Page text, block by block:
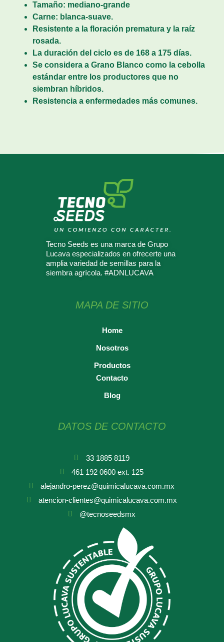
Tamaño: mediano-grande
Carne: blanca-suave.
Resistente a la floración prematura y la raíz
rosada.
La duración del ciclo es de 168 a 175 días.
Se considera a Grano Blanco como la cebolla
estándar entre los productores que no
siembran híbridos.
Resistencia a enfermedades más comunes.
Tecno Seeds es una marca de Grupo
Lucava especializados en ofrecerte una
amplia variedad de semillas para la
siembra agrícola. #ADNLUCAVA
MAPA DE SITIO
Home
Nosotros
Productos
Contacto
Blog
DATOS DE CONTACTO
33 1885 8119
461 192 0600 ext. 125
alejandro-perez@quimicalucava.com.mx
atencion-clientes@quimicalucava.com.mx
@tecnoseedsmx